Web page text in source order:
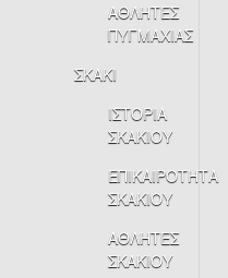
ΑΘΛΗΤΕΣ
ΠΥΓΜΑΧΙΑΣ
ΣΚΑΚΙ
ΙΣΤΟΡΙΑ
ΣΚΑΚΙΟΥ
ΕΠΙΚΑΙΡΟΤΗΤΑ
ΣΚΑΚΙΟΥ
ΑΘΛΗΤΕΣ
ΣΚΑΚΙΟΥ